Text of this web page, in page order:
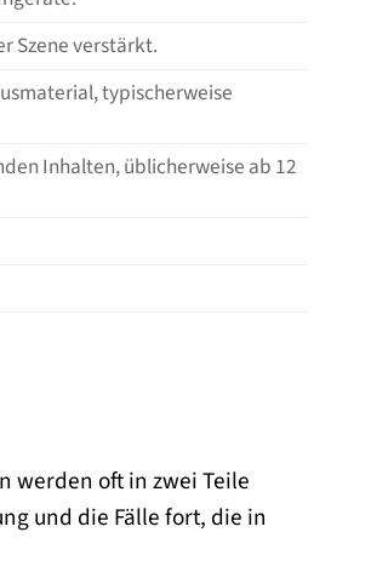
Szene verstärkt.
typischerweise
Inhalten, üblicherweise ab 12
werden oft in zwei Teile
und die Fälle fort, die in